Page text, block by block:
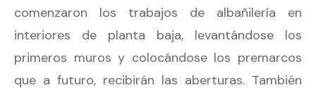
comenzaron los trabajos de albañilería en
interiores de planta baja, levantándose los
primeros muros y colocándose los premarcos
que a futuro, recibirán las aberturas. También